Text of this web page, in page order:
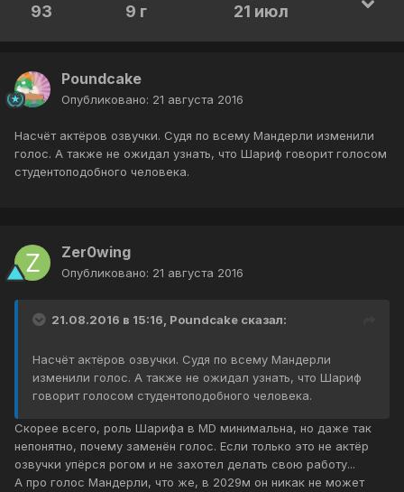
93 9 г 21 июл
Poundcake
Опубликовано: 21 августа 2016
Насчёт актёров озвучки. Судя по всему Мандерли изменили
голос. А также не ожидал узнать, что Шариф говорит голосом
студентоподобного человека.
Zer0wing
Опубликовано: 21 августа 2016
21.08.2016 в 15:16, Poundcake сказал:
Насчёт актёров озвучки. Судя по всему Мандерли
изменили голос. А также не ожидал узнать, что Шариф
говорит голосом студентоподобного человека.
Скорее всего, роль Шарифа в MD минимальна, но даже так
непонятно, почему заменён голос. Если только это не актёр
озвучки упёрся рогом и не захотел делать свою работу...
А про голос Мандерли, что же, в 2029м он никак не может